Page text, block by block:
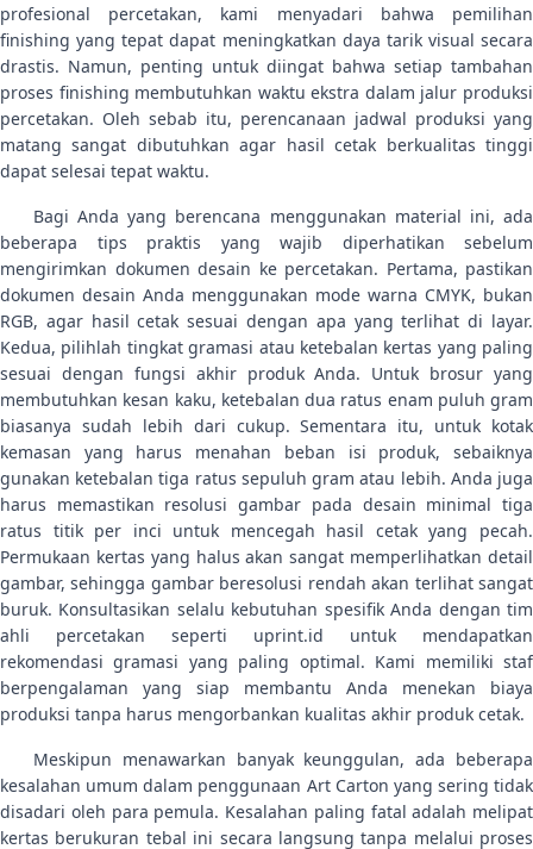
profesional percetakan, kami menyadari bahwa pemilihan
finishing yang tepat dapat meningkatkan daya tarik visual secara
drastis. Namun, penting untuk diingat bahwa setiap tambahan
proses finishing membutuhkan waktu ekstra dalam jalur produksi
percetakan. Oleh sebab itu, perencanaan jadwal produksi yang
matang sangat dibutuhkan agar hasil cetak berkualitas tinggi
dapat selesai tepat waktu.
Bagi Anda yang berencana menggunakan material ini, ada
beberapa tips praktis yang wajib diperhatikan sebelum
mengirimkan dokumen desain ke percetakan. Pertama, pastikan
dokumen desain Anda menggunakan mode warna CMYK, bukan
RGB, agar hasil cetak sesuai dengan apa yang terlihat di layar.
Kedua, pilihlah tingkat gramasi atau ketebalan kertas yang paling
sesuai dengan fungsi akhir produk Anda. Untuk brosur yang
membutuhkan kesan kaku, ketebalan dua ratus enam puluh gram
biasanya sudah lebih dari cukup. Sementara itu, untuk kotak
kemasan yang harus menahan beban isi produk, sebaiknya
gunakan ketebalan tiga ratus sepuluh gram atau lebih. Anda juga
harus memastikan resolusi gambar pada desain minimal tiga
ratus titik per inci untuk mencegah hasil cetak yang pecah.
Permukaan kertas yang halus akan sangat memperlihatkan detail
gambar, sehingga gambar beresolusi rendah akan terlihat sangat
buruk. Konsultasikan selalu kebutuhan spesifik Anda dengan tim
ahli percetakan seperti uprint.id untuk mendapatkan
rekomendasi gramasi yang paling optimal. Kami memiliki staf
berpengalaman yang siap membantu Anda menekan biaya
produksi tanpa harus mengorbankan kualitas akhir produk cetak.
Meskipun menawarkan banyak keunggulan, ada beberapa
kesalahan umum dalam penggunaan Art Carton yang sering tidak
disadari oleh para pemula. Kesalahan paling fatal adalah melipat
kertas berukuran tebal ini secara langsung tanpa melalui proses